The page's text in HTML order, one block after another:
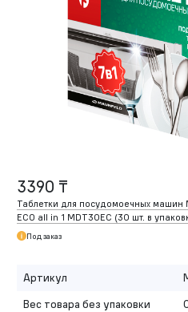
3390 ₸
Таблетки для посудомоечных машин
ECO all in 1 MDT30EC (30 шт. в
Под заказ
Артикул
Вес товара без упаковки